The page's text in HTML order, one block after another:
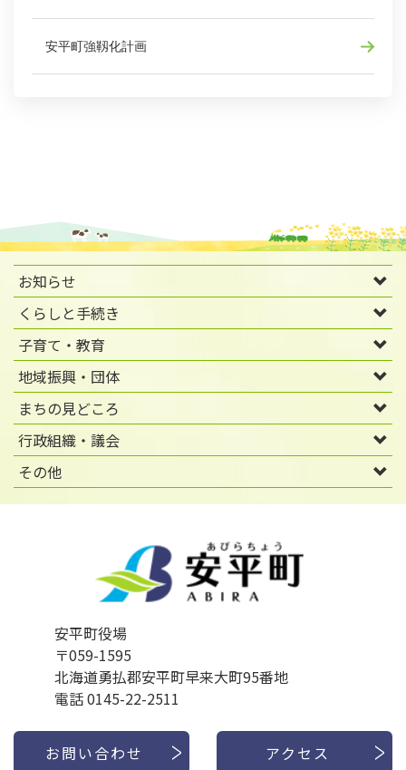
安平町強靱化計画
お知らせ
くらしと手続き
子育て・教育
地域振興・団体
まちの見どころ
行政組織・議会
その他
安平町役場
〒059-1595
北海道勇払郡安平町早来大町95番地
電話 0145-22-2511
お問い合わせ アクセス